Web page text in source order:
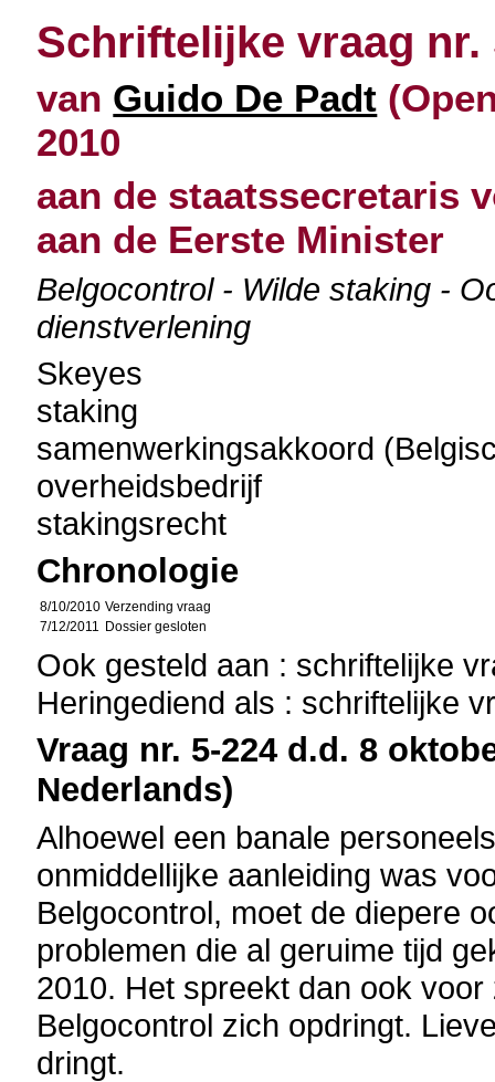
Schriftelijke vraag nr.
van Guido De Padt
2010
aan de staatssecretaris
aan de Eerste Minister
Belgocontrol - Wilde staking -
dienstverlening
Skeyes
staking
samenwerkingsakkoord
overheidsbedrijf
stakingsrecht
Chronologie
8/10/2010 Verzending vraag
7/12/2011 Dossier gesloten
Ook gesteld aan : schriftelijke
Heringediend als : schriftelijke
Vraag nr. 5-224 d.d. 8
Nederlands)
Alhoewel een banale
onmiddellijke aanleiding was
Belgocontrol, moet de diepere
problemen die al geruime tijd
2010. Het spreekt dan ook
Belgocontrol zich opdringt.
dringt.